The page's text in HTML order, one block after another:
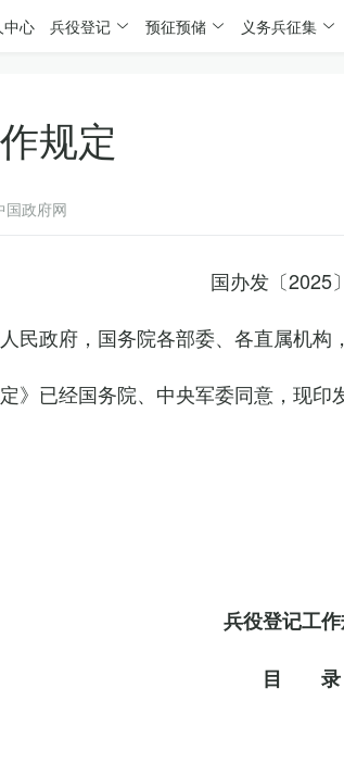
中心 兵役登记 预征预储 义务兵征集
规定
国政府网
国办发〔2025
民政府，国务院各部委、各直属机构
》已经国务院、中央军委同意，现印
兵役登记工
目 录